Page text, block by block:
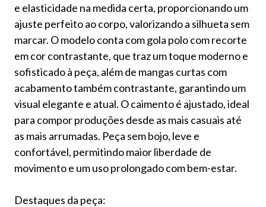
e elasticidade na medida certa, proporcionando um
ajuste perfeito ao corpo, valorizando a silhueta sem
marcar. O modelo conta com gola polo com recorte
em cor contrastante, que traz um toque moderno e
sofisticado à peça, além de mangas curtas com
acabamento também contrastante, garantindo um
visual elegante e atual. O caimento é ajustado, ideal
para compor produções desde as mais casuais até
as mais arrumadas. Peça sem bojo, leve e
confortável, permitindo maior liberdade de
movimento e um uso prolongado com bem-estar.
Destaques da peça: